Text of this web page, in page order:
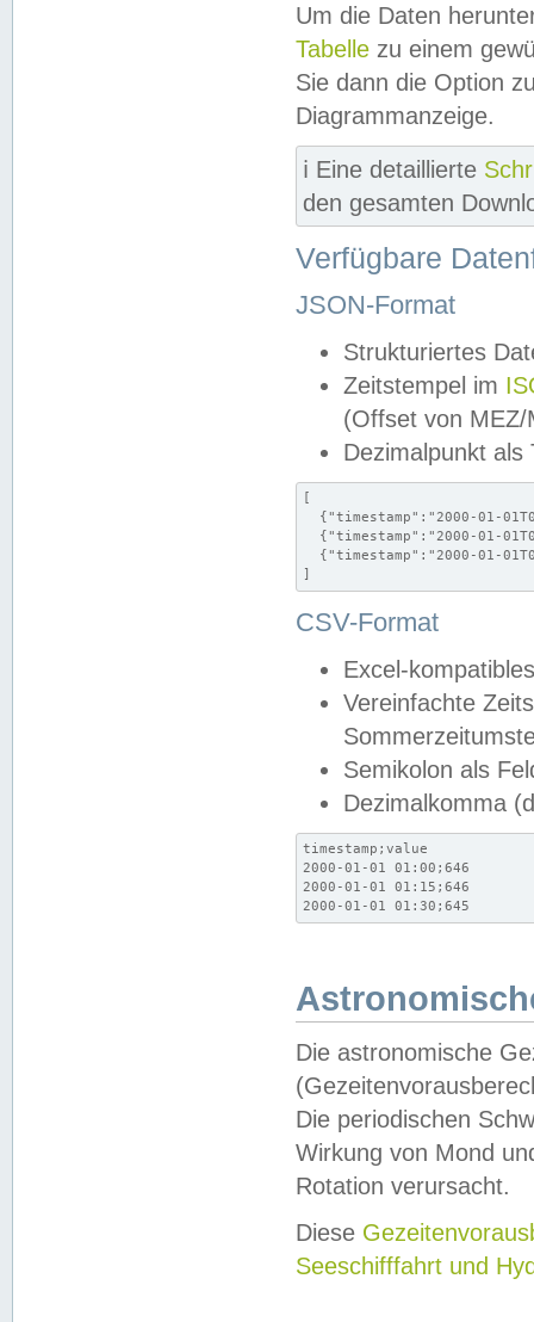
Um die Daten
Tabelle zu einem
Sie dann die Option
Diagrammanzeige.
ℹ️ Eine detaillierte
den gesamten
Verfügbare
JSON-Format
Strukturiertes
Zeitstempel im
(Offset von MEZ/
Dezimalpunkt als
[
{"timestamp":"2000-01-
{"timestamp":"2000-01-
{"timestamp":"2000-01-
]
CSV-Format
Excel-
Vereinfachte
Semikolon als
Dezimalkomma
timestamp;value
2000-01-01 01:00;646
2000-01-01 01:15;646
2000-01-01 01:30;645
Die astronomische
Die periodischen
Wirkung von Mond
Rotation verursacht.
Diese
Seeschifffahrt und